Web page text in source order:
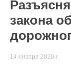
закона
14 января 2020 г.